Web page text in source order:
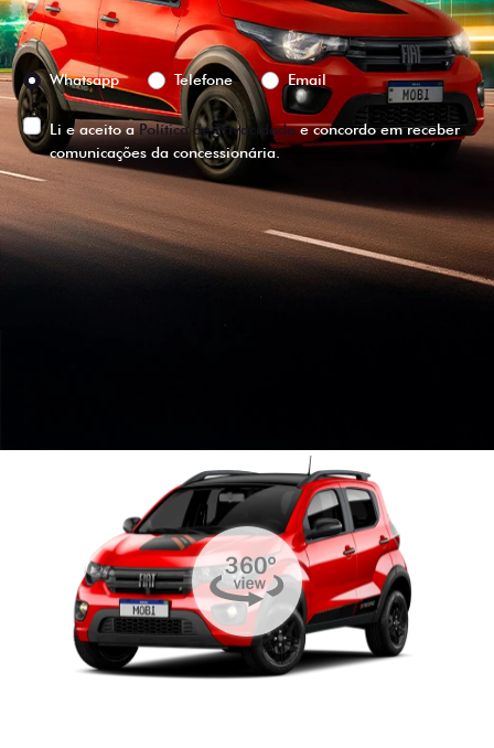
Preferência de contato:
Whatsapp
Telefone Email
Li e aceito aPolítica de Privacidadee concordo em receber
comunicações da concessionária.
ENTRAR EM CONTATO